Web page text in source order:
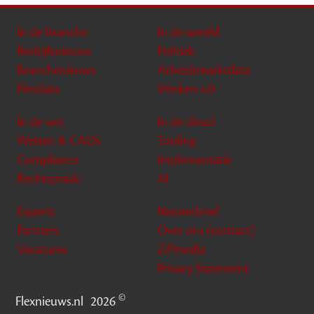
In de branche
Bedrijfsnieuws
Branchenieuws
Flexdata
In de wereld
Politiek
Arbeidsmarktdata
Werken 4.0
In de wet
Wetten & CAO’s
Compliance
Rechtspraak
In de cloud
Tooling
Implementatie
AI
Experts
Partners
Vacatures
Nieuwsbrief
Over ons (contact)
ZiPmedia
Privacy Statement
Flexnieuws.nl 2026©